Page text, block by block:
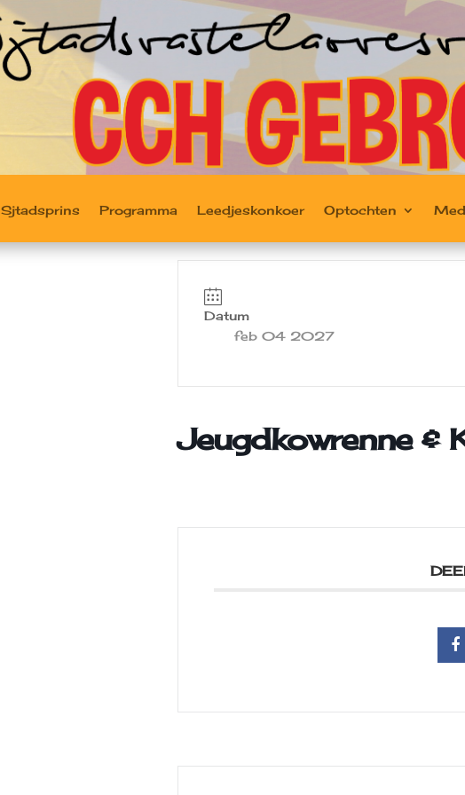
Sjtadsprins Programma Leedjeskonkoer Optochten
Datum
feb 04 2027
Jeugdkowrenne &